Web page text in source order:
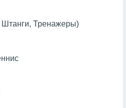
Штанги, Тренажеры)